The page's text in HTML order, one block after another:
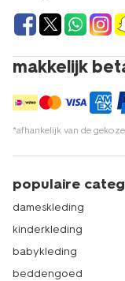
makkelijk
*afhankelijk van de
populaire
dameskleding
kinderkleding
babykleding
beddengoed